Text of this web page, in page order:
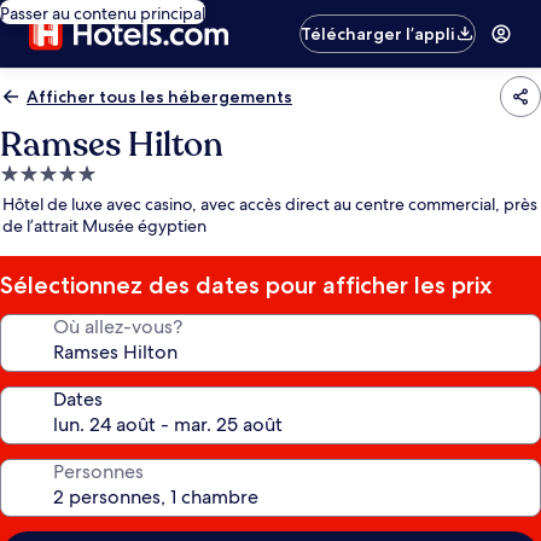
Passer au contenu principal
Télécharger l’appli
Afficher tous les hébergements
Ramses Hilton
Hébergement
5.0 étoiles
Hôtel de luxe avec casino, avec accès direct au centre commercial, près
de l’attrait Musée égyptien
Sélectionnez des dates pour afficher les prix
Où allez-vous?
Dates
Personnes